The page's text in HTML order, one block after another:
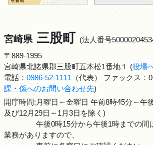
宮崎県 三股町 (法人番号
〒889-1995
宮崎県北諸県郡三股町五本松1番地１ (役場
電話： 0986-52-1111 （代表） ファックス：
課・係へのお問い合わせ先)
開庁時間:月曜日～金曜日 午前8時45分～午
及び12月29日～1月3日を除く)
午後0時15分から午後1時までの間
業務がありますので、